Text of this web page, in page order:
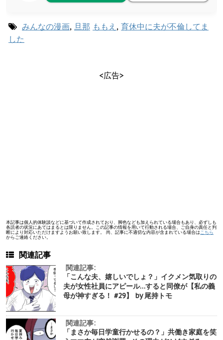
みんなの漫画, 旦那 ももえ , 育休中に夫が不倫してま
した
<広告>
本記事は個人的体験談などに基づいて作成されており、脚色なども加えられている場合もあり、必ずしも
各読者の状況にあてはまるとは限りません。この記事の情報を用いて行動される場合、ご自身の責任と判
断により対応いただけますようお願い致します。 尚、記事に不適切な内容が含まれている場合は こちら
からご連絡ください。
関連記事
関連記事:
「こんな夫、嬉しいでしょ？」イクメン気取りの
夫が女性社員にアピール…すると同僚が【私の義
母が神すぎる！ #29】 by 尾持トモ
関連記事:
「まさか毎日学童行かせるの？」共働き家庭を笑